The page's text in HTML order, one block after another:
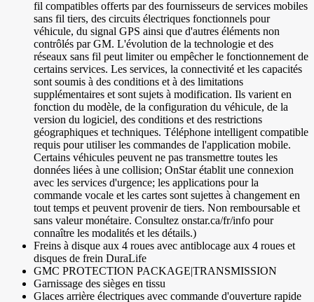
fil compatibles offerts par des fournisseurs de services mobiles
sans fil tiers, des circuits électriques fonctionnels pour
véhicule, du signal GPS ainsi que d'autres éléments non
contrôlés par GM. L'évolution de la technologie et des
réseaux sans fil peut limiter ou empêcher le fonctionnement de
certains services. Les services, la connectivité et les capacités
sont soumis à des conditions et à des limitations
supplémentaires et sont sujets à modification. Ils varient en
fonction du modèle, de la configuration du véhicule, de la
version du logiciel, des conditions et des restrictions
géographiques et techniques. Téléphone intelligent compatible
requis pour utiliser les commandes de l'application mobile.
Certains véhicules peuvent ne pas transmettre toutes les
données liées à une collision; OnStar établit une connexion
avec les services d'urgence; les applications pour la
commande vocale et les cartes sont sujettes à changement en
tout temps et peuvent provenir de tiers. Non remboursable et
sans valeur monétaire. Consultez onstar.ca/fr/info pour
connaître les modalités et les détails.)
Freins à disque aux 4 roues avec antiblocage aux 4 roues et
disques de frein DuraLife
GMC PROTECTION PACKAGE|TRANSMISSION
Garnissage des sièges en tissu
Glaces arrière électriques avec commande d'ouverture rapide